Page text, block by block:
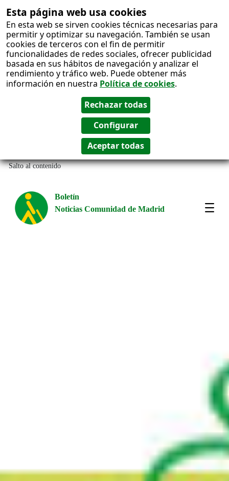
Esta página web usa cookies
En esta web se sirven cookies técnicas necesarias para
permitir y optimizar su navegación. También se usan
cookies de terceros con el fin de permitir
funcionalidades de redes sociales, ofrecer publicidad
basada en sus hábitos de navegación y analizar el
rendimiento y tráfico web. Puede obtener más
información en nuestra Política de cookies.
Salto al contenido
Boletín
Noticias Comunidad de Madrid